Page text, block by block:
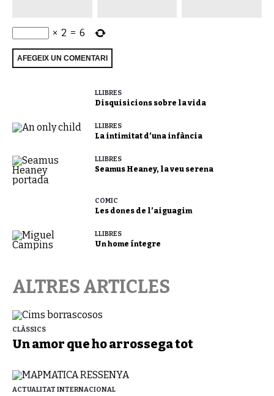
× 2 = 6
LLIBRES
Disquisicions sobre la vida
LLIBRES
La intimitat d’una infància
LLIBRES
Seamus Heaney, la veu serena
CÒMIC
Les dones de l’aiguagim
LLIBRES
Un home íntegre
ALTRES ARTICLES
CLÀSSICS
Un amor que ho arrossega tot
ACTUALITAT INTERNACIONAL